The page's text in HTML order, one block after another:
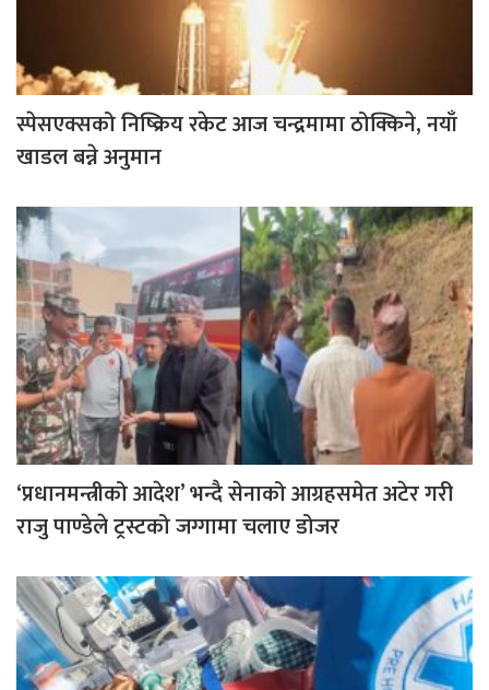
स्पेसएक्सको निष्क्रिय रकेट आज चन्द्रमामा ठोक्किने, नयाँ
खाडल बन्ने अनुमान
‘प्रधानमन्त्रीको आदेश’ भन्दै सेनाको आग्रहसमेत अटेर गरी
राजु पाण्डेले ट्रस्टको जग्गामा चलाए डोजर